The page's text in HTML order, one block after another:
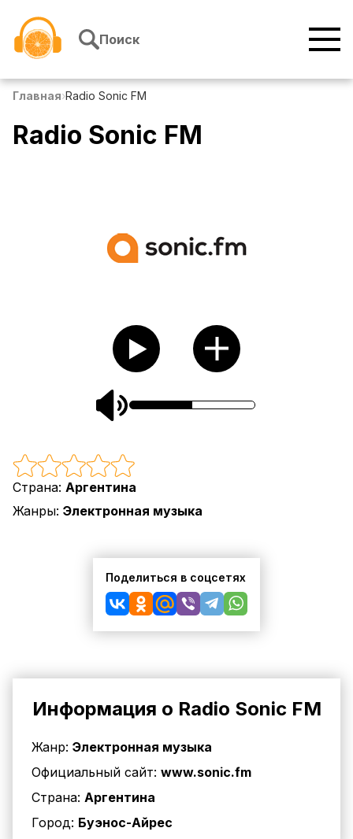
Поиск
Главная›Radio Sonic FM
Radio Sonic FM
Страна: Аргентина
Жанры: Электронная музыка
Поделиться в соцсетях
Информация о Radio Sonic FM
Жанр: Электронная музыка
Официальный сайт: www.sonic.fm
Страна: Аргентина
Город: Буэнос-Айрес